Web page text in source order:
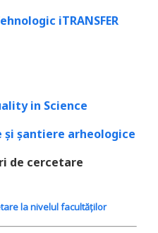
iTRANSFER
in Science
șantiere arheologice
de cercetare
la nivelul facultăților